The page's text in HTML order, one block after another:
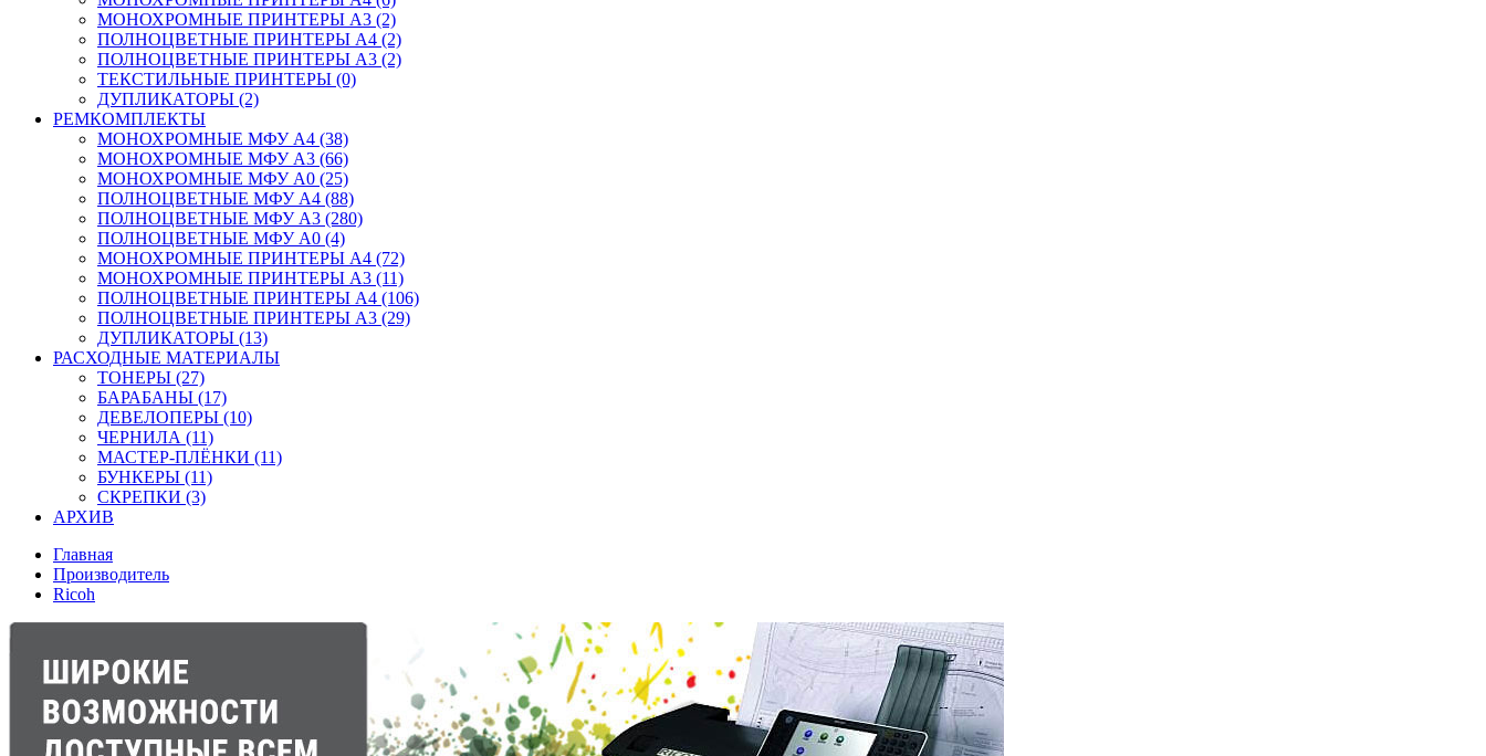
МОНОХРОМНЫЕ ПРИНТЕРЫ А3 (2)
ПОЛНОЦВЕТНЫЕ ПРИНТЕРЫ А4 (2)
ПОЛНОЦВЕТНЫЕ ПРИНТЕРЫ А3 (2)
ТЕКСТИЛЬНЫЕ ПРИНТЕРЫ (0)
ДУПЛИКАТОРЫ (2)
РЕМКОМПЛЕКТЫ
МОНОХРОМНЫЕ МФУ А4 (38)
МОНОХРОМНЫЕ МФУ А3 (66)
МОНОХРОМНЫЕ МФУ А0 (25)
ПОЛНОЦВЕТНЫЕ МФУ А4 (88)
ПОЛНОЦВЕТНЫЕ МФУ А3 (280)
ПОЛНОЦВЕТНЫЕ МФУ А0 (4)
МОНОХРОМНЫЕ ПРИНТЕРЫ А4 (72)
МОНОХРОМНЫЕ ПРИНТЕРЫ А3 (11)
ПОЛНОЦВЕТНЫЕ ПРИНТЕРЫ А4 (106)
ПОЛНОЦВЕТНЫЕ ПРИНТЕРЫ А3 (29)
ДУПЛИКАТОРЫ (13)
РАСХОДНЫЕ МАТЕРИАЛЫ
ТОНЕРЫ (27)
БАРАБАНЫ (17)
ДЕВЕЛОПЕРЫ (10)
ЧЕРНИЛА (11)
МАСТЕР-ПЛЁНКИ (11)
БУНКЕРЫ (11)
СКРЕПКИ (3)
АРХИВ
Главная
Производитель
Ricoh